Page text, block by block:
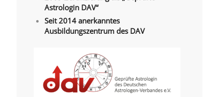
Astrologin DAV“
Seit 2014 anerkanntes
Ausbildungszentrum des DAV